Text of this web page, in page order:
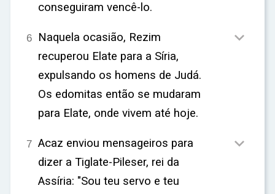
conseguiram vencê-lo.
6 Naquela ocasião, Rezim
recuperou Elate para a Síria,
expulsando os homens de Judá.
Os edomitas então se mudaram
para Elate, onde vivem até hoje.

7 Acaz enviou mensageiros para
dizer a Tiglate-Pileser, rei da
Assíria: "Sou teu servo e teu
